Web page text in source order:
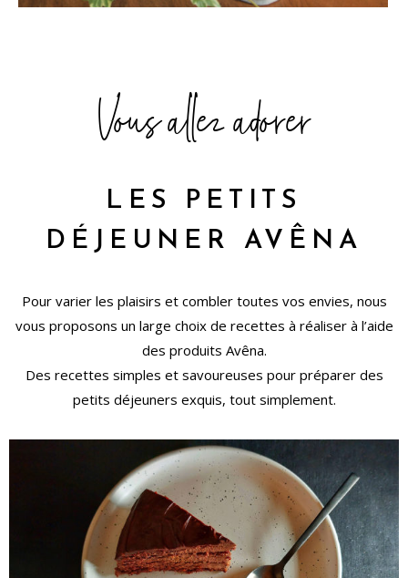
Vous allez adorer
LES PETITS
DÉJEUNER AVÊNA
Pour varier les plaisirs et combler toutes vos envies, nous
vous proposons un large choix de recettes à réaliser à l’aide
des produits Avêna.
Des recettes simples et savoureuses pour préparer des
petits déjeuners exquis, tout simplement.